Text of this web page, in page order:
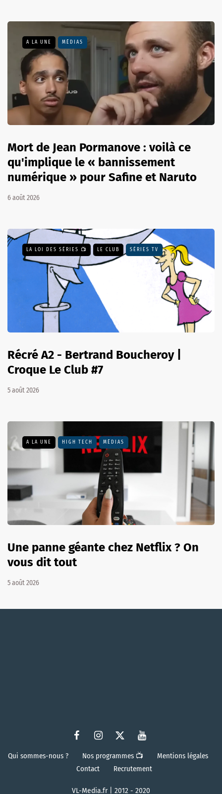
A LA UNE MÉDIAS
Mort de Jean Pormanove : voilà ce
qu'implique le « bannissement
numérique » pour Safine et Naruto
6 août 2026
LA LOI DES SÉRIES 📺 LE CLUB SÉRIES TV
Récré A2 - Bertrand Boucheroy |
Croque Le Club #7
5 août 2026
A LA UNE HIGH TECH MÉDIAS
Une panne géante chez Netflix ? On
vous dit tout
5 août 2026
Qui sommes-nous ? Nos programmes 📺
Mentions légales
Contact
Recrutement
VL-Media.fr | 2012 - 2020